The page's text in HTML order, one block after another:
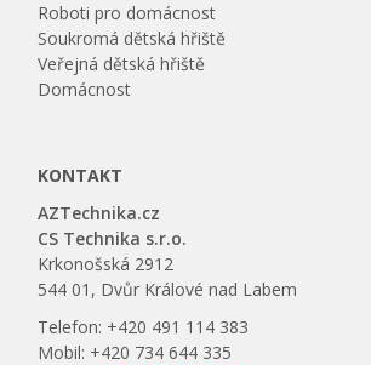
Roboti pro domácnost
Soukromá dětská hřiště
Veřejná dětská hřiště
Domácnost
KONTAKT
AZTechnika.cz
CS Technika s.r.o.
Krkonošská 2912
544 01, Dvůr Králové nad Labem
Telefon: +420 491 114 383
Mobil: +420 734 644 335